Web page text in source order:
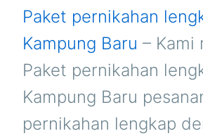
Paket pernikahan
Kampung Baru – Kami
Paket pernikahan
Kampung Baru
pernikahan lengkap